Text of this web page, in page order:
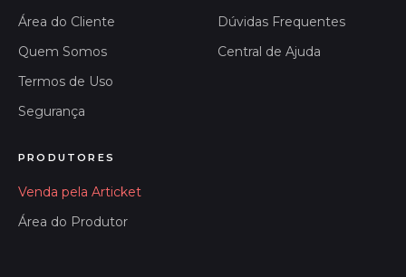
Área do Cliente
Quem Somos
Termos de Uso
Segurança
Dúvidas Frequentes
Central de Ajuda
PRODUTORES
Venda pela Articket
Área do Produtor